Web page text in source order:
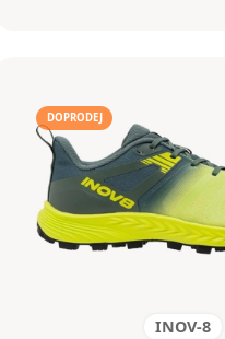
DOPRODEJ
INOV-8